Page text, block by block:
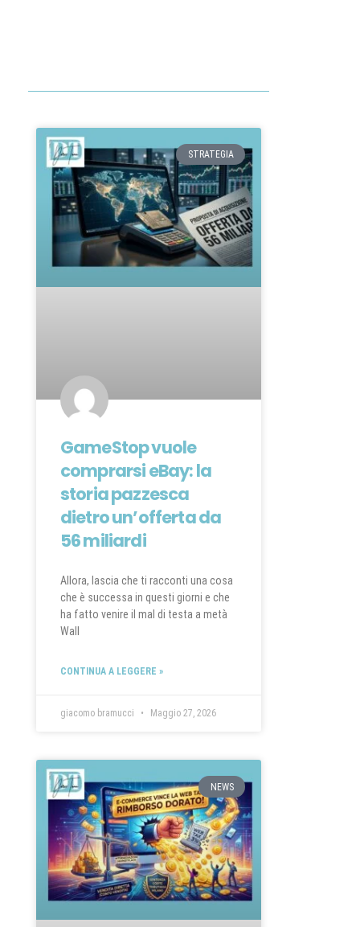
STRATEGIA
GameStop vuole
comprarsi eBay: la
storia pazzesca
dietro un’offerta da
56 miliardi
Allora, lascia che ti racconti una cosa
che è successa in questi giorni e che
ha fatto venire il mal di testa a metà
Wall
CONTINUA A LEGGERE »
giacomo bramucci Maggio 27, 2026
NEWS